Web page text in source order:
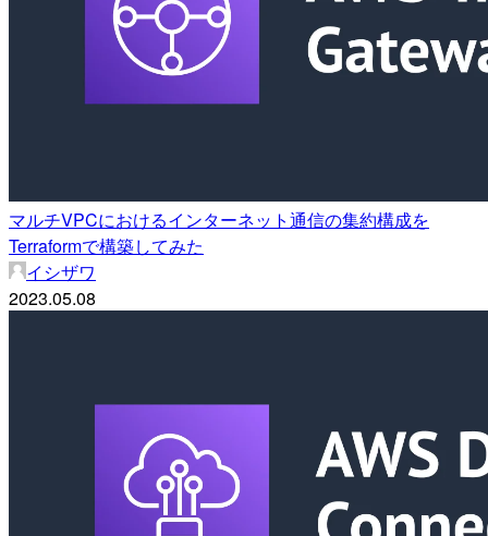
マルチVPCにおけるインターネット通信の集約構成を
Terraformで構築してみた
イシザワ
2023.05.08